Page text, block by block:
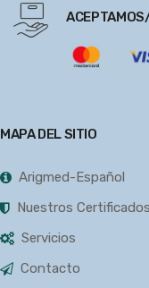
MAPA DEL SITIO
Arigmed-Español
Nuestros Certificados
Servicios
Contacto